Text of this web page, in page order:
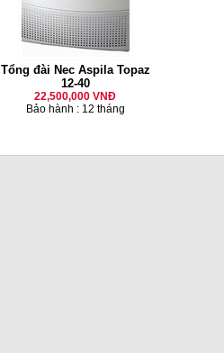
Tổng đài Nec Aspila Topaz
12-40
22,500,000 VNĐ
Bảo hành : 12 tháng